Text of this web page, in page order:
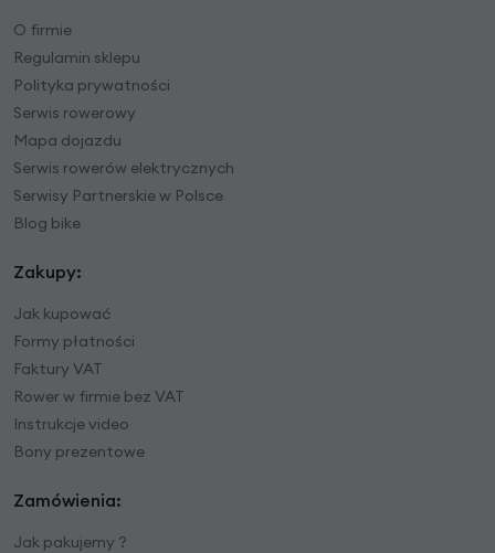
O firmie
Regulamin sklepu
Polityka prywatności
Serwis rowerowy
Mapa dojazdu
Serwis rowerów elektrycznych
Serwisy Partnerskie w Polsce
Blog bike
Zakupy:
Jak kupować
Formy płatności
Faktury VAT
Rower w firmie bez VAT
Instrukcje video
Bony prezentowe
Zamówienia:
Jak pakujemy ?